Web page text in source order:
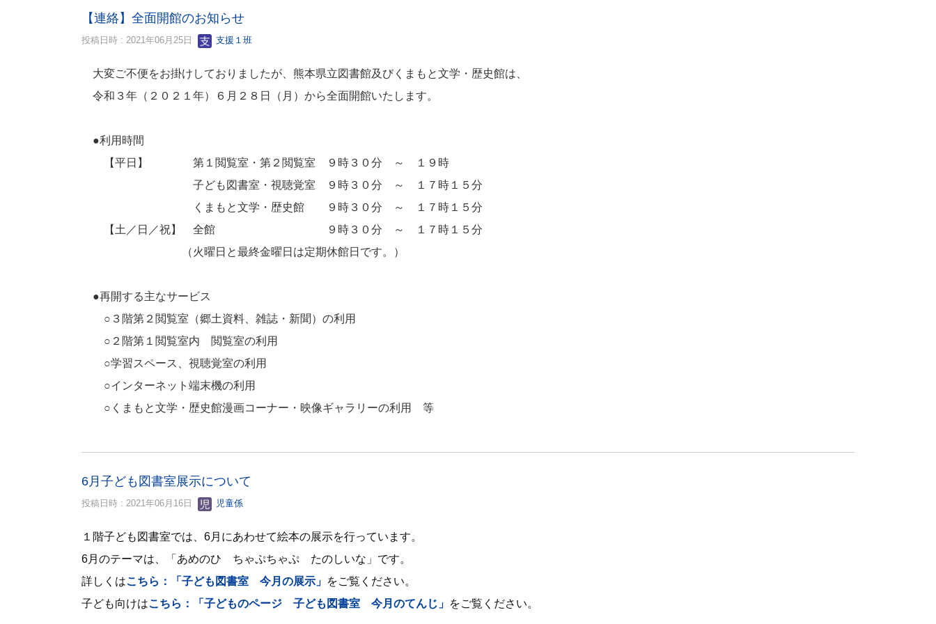
【連絡】全面開館のお知らせ
投稿日時 : 2021年06月25日 支援１班
大変ご不便をお掛けしておりましたが、熊本県立図書館及びくまもと文学・歴史館は、
令和３年（２０２１年）６月２８日（月）から全面開館いたします。
●利用時間
【平日】 第１閲覧室・第２閲覧室 ９時３０分 ～ １９時
子ども図書室・視聴覚室 ９時３０分 ～ １７時１５分
くまもと文学・歴史館 ９時３０分 ～ １７時１５分
【土／日／祝】 全館 ９時３０分 ～ １７時１５分
（火曜日と最終金曜日は定期休館日です。）
●再開する主なサービス
○３階第２閲覧室（郷土資料、雑誌・新聞）の利用
○２階第１閲覧室内 閲覧室の利用
○学習スペース、視聴覚室の利用
○インターネット端末機の利用
○くまもと文学・歴史館漫画コーナー・映像ギャラリーの利用 等
6月子ども図書室展示について
投稿日時 : 2021年06月16日 児童係
１階子ども図書室では、6月にあわせて絵本の展示を行っています。
6月のテーマは、「あめのひ ちゃぷちゃぷ たのしいな」です。
詳しくはこちら：「子ども図書室 今月の展示」 をご覧ください。
子ども向けはこちら：「子どものページ 子ども図書室 今月のてんじ」 をご覧ください。